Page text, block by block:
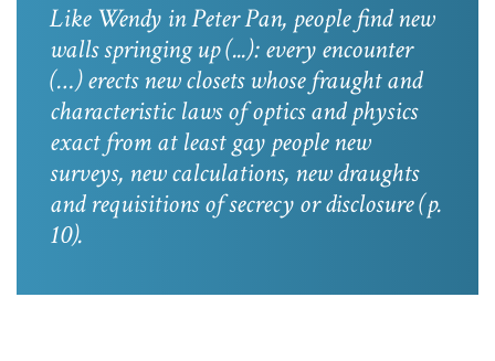
Like Wendy inPeter Pan, people find new
walls springing up (...): every encounter
(…) erects new closets whose fraught and
characteristic laws of optics and physics
exact from at least gay people new
surveys, new calculations, new draughts
and requisitions of secrecy or disclosure(p.
10).